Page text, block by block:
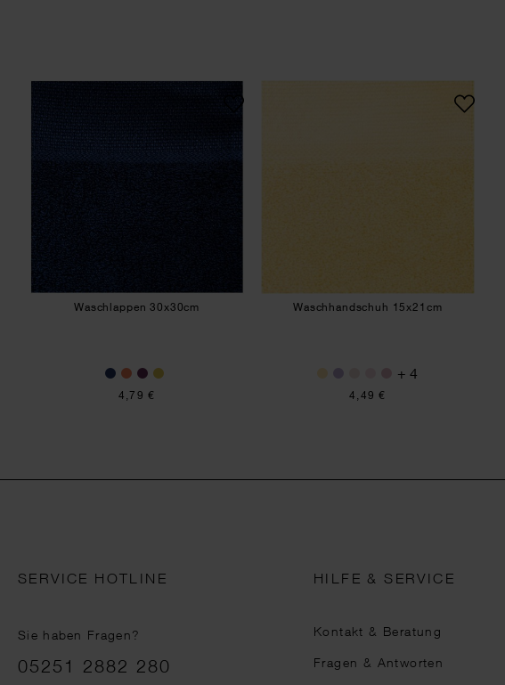
Waschlappen 30x30cm
4,79 €
Waschhandschuh 15x21cm
+ 4
4,49 €
SERVICE HOTLINE
Sie haben Fragen?
Telefonnummer
05251 2882 280
HILFE & SERVICE
Kontakt & Beratung
Fragen & Antworten